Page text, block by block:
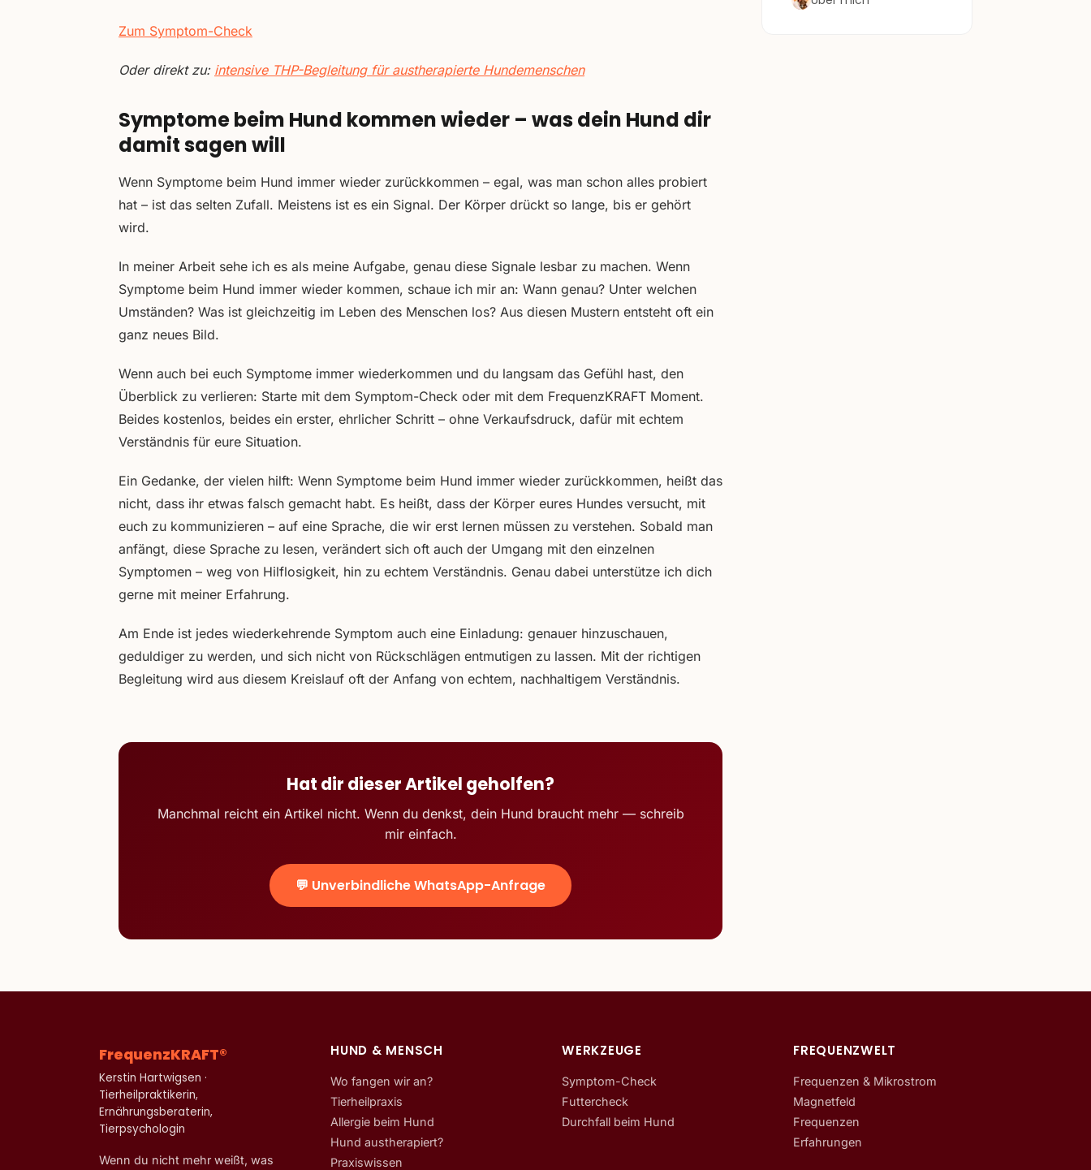
Zum Symptom-Check
Oder direkt zu: intensive THP-Begleitung für austherapierte Hundemenschen
Symptome beim Hund kommen wieder – was dein Hund dir
damit sagen will
Wenn Symptome beim Hund immer wieder zurückkommen – egal, was man schon alles probiert
hat – ist das selten Zufall. Meistens ist es ein Signal. Der Körper drückt so lange, bis er gehört
wird.
In meiner Arbeit sehe ich es als meine Aufgabe, genau diese Signale lesbar zu machen. Wenn
Symptome beim Hund immer wieder kommen, schaue ich mir an: Wann genau? Unter welchen
Umständen? Was ist gleichzeitig im Leben des Menschen los? Aus diesen Mustern entsteht oft ein
ganz neues Bild.
Wenn auch bei euch Symptome immer wiederkommen und du langsam das Gefühl hast, den
Überblick zu verlieren: Starte mit dem Symptom-Check oder mit dem FrequenzKRAFT Moment.
Beides kostenlos, beides ein erster, ehrlicher Schritt – ohne Verkaufsdruck, dafür mit echtem
Verständnis für eure Situation.
Ein Gedanke, der vielen hilft: Wenn Symptome beim Hund immer wieder zurückkommen, heißt das
nicht, dass ihr etwas falsch gemacht habt. Es heißt, dass der Körper eures Hundes versucht, mit
euch zu kommunizieren – auf eine Sprache, die wir erst lernen müssen zu verstehen. Sobald man
anfängt, diese Sprache zu lesen, verändert sich oft auch der Umgang mit den einzelnen
Symptomen – weg von Hilflosigkeit, hin zu echtem Verständnis. Genau dabei unterstütze ich dich
gerne mit meiner Erfahrung.
Am Ende ist jedes wiederkehrende Symptom auch eine Einladung: genauer hinzuschauen,
geduldiger zu werden, und sich nicht von Rückschlägen entmutigen zu lassen. Mit der richtigen
Begleitung wird aus diesem Kreislauf oft der Anfang von echtem, nachhaltigem Verständnis.
Hat dir dieser Artikel geholfen?
Manchmal reicht ein Artikel nicht. Wenn du denkst, dein Hund braucht mehr — schreib
mir einfach.
💬 Unverbindliche WhatsApp-Anfrage
FrequenzKRAFT®
Kerstin Hartwigsen ·
Tierheilpraktikerin,
Ernährungsberaterin,
Tierpsychologin
Wenn du nicht mehr weißt, was
HUND & MENSCH
Wo fangen wir an?
Tierheilpraxis
Allergie beim Hund
Hund austherapiert?
Praxiswissen
WERKZEUGE
Symptom-Check
Futtercheck
Durchfall beim Hund
FREQUENZWELT
Frequenzen & Mikrostrom
Magnetfeld
Frequenzen
Erfahrungen